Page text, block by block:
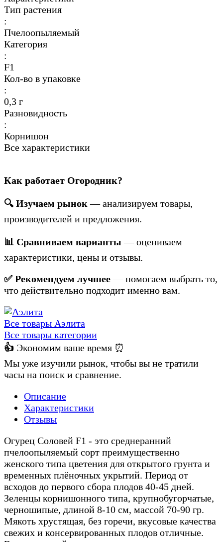
Тип растения
:
Пчелоопыляемый
Категория
:
F1
Кол-во в упаковке
:
0,3 г
Разновидность
:
Корнишон
Все характеристики
Как работает Огородник?
🔍 Изучаем рынок — анализируем товары,
производителей и предложения.
📊 Сравниваем варианты — оцениваем
характеристики, цены и отзывы.
✅ Рекомендуем лучшее— помогаем выбрать то,
что действительно подходит именно вам.
Все товары Аэлита
Все товары категории
👍 Экономим ваше время ⏰
Мы уже изучили рынок, чтобы вы не тратили
часы на поиск и сравнение.
Описание
Характеристики
Отзывы
Огурец Соловей F1 - это среднеранний
пчелоопыляемый сорт преимущественно
женского типа цветения для открытого грунта и
временных плёночных укрытий. Период от
всходов до первого сбора плодов 40-45 дней.
Зеленцы корнишонного типа, крупнобугорчатые,
черношипые, длиной 8-10 см, массой 70-90 гр.
Мякоть хрустящая, без горечи, вкусовые качества
свежих и консервированных плодов отличные.